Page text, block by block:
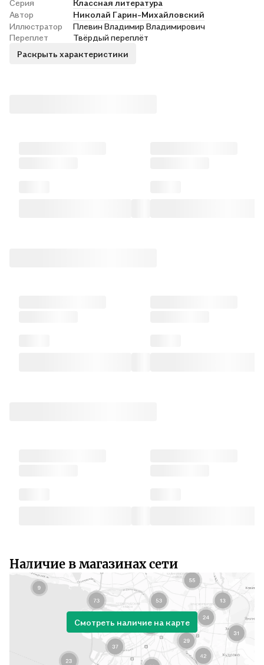
Серия
Классная литература
Автор
Николай Гарин-Михайловский
Иллюстратор
Плевин Владимир Владимирович
Переплет
Твёрдый переплёт
Раскрыть характеристики
Наличие в магазинах сети
Смотреть наличие на карте